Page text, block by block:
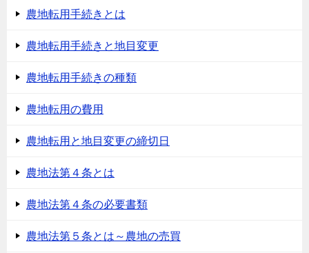
農地転用手続きとは
農地転用手続きと地目変更
農地転用手続きの種類
農地転用の費用
農地転用と地目変更の締切日
農地法第４条とは
農地法第４条の必要書類
農地法第５条とは～農地の売買